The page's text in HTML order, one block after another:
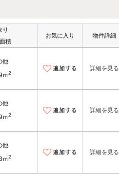
り
積
お気に入り 物件詳細
他
ｍ2
詳細を見る
他
ｍ2
詳細を見る
他
ｍ2
詳細を見る